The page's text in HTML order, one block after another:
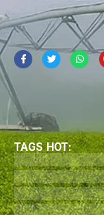
TAGS HOT: